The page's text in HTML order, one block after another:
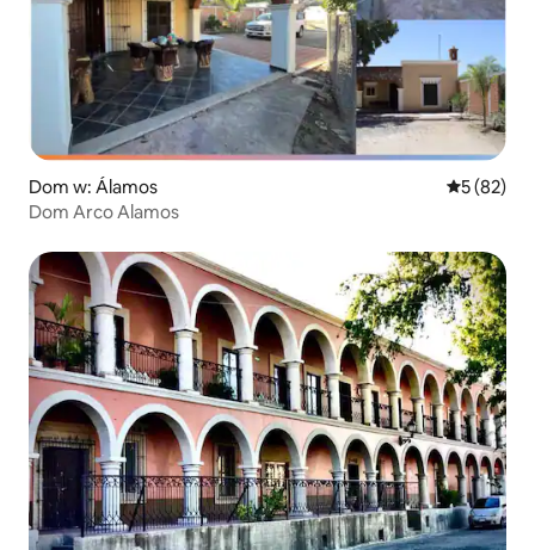
Dom w: Álamos Średnia
5 (82)
Dom Arco Alamos